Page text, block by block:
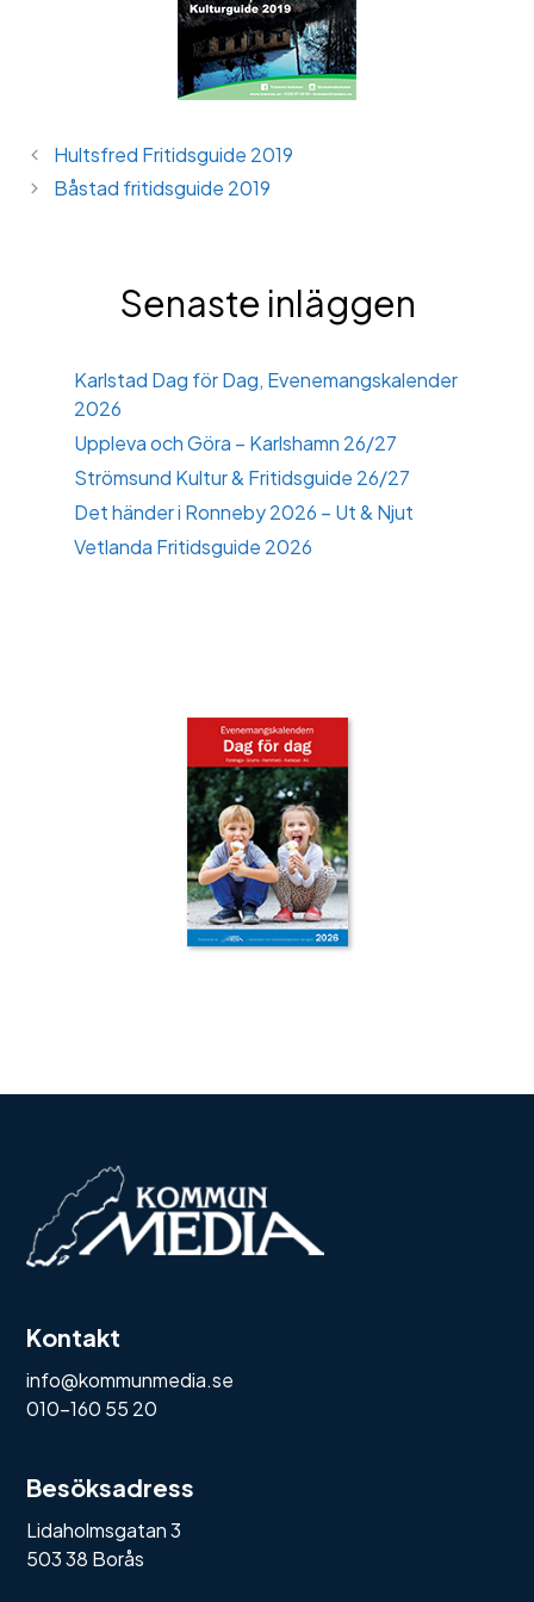
Hultsfred Fritidsguide 2019
Båstad fritidsguide 2019
Senaste inläggen
Karlstad Dag för Dag, Evenemangskalender
2026
Uppleva och Göra – Karlshamn 26/27
Strömsund Kultur & Fritidsguide 26/27
Det händer i Ronneby 2026 – Ut & Njut
Vetlanda Fritidsguide 2026
Kontakt
info@kommunmedia.se
010-160 55 20
Besöksadress
Lidaholmsgatan 3
503 38 Borås